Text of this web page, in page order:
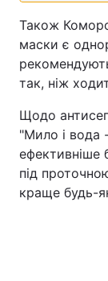
Також
маски є
так, ніж
Щодо
"Мило і вода
ефективніше
під
краще будь-